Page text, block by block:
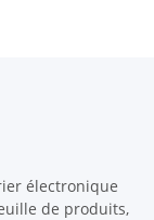
électronique
de produits,